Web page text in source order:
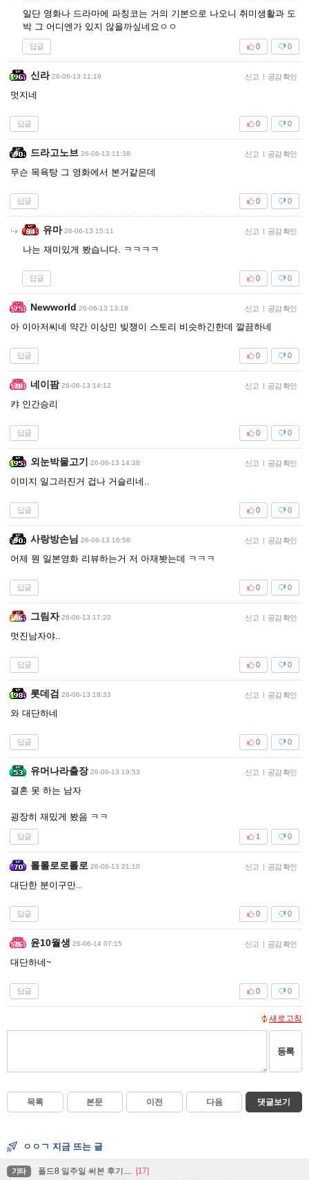
일단 영화나 드라마에 파칭코는 거의 기본으로 나오니 취미생활과 도
박 그 어디엔가 있지 않을까싶네요ㅇㅇ
답글 0
0
신라 26-06-13 11:19 신고 | 공감 확인
멋지네
답글 0
0
드라고노브 26-06-13 11:38 신고 | 공감 확인
무슨 목욕탕 그 영화에서 본거같은데
답글 0
0
유마 26-06-13 15:11 신고 | 공감 확인
나는 재미있게 봤습니다. ㅋㅋㅋㅋ
답글 0
0
Newworld 26-06-13 13:18 신고 | 공감 확인
아 이아저씨네 약간 이상민 빚쟁이 스토리 비슷하긴한데 깔끔하네
답글 0
0
네이팜 26-06-13 14:12 신고 | 공감 확인
캬 인간승리
답글 0
0
외눈박물고기 26-06-13 14:38 신고 | 공감 확인
이미지 일그러진거 겁나 거슬리네..
답글 0
0
사랑방손님 26-06-13 16:58 신고 | 공감 확인
어제 뭔 일본영화 리뷰하는거 저 아재봣는데 ㅋㅋㅋ
답글 0
0
그림자 26-06-13 17:20 신고 | 공감 확인
멋진남자야..
답글 0
0
롯데검 26-06-13 18:33 신고 | 공감 확인
와 대단하네
답글 0
0
유머나라출장 26-06-13 19:53 신고 | 공감 확인
결혼 못 하는 남자
굉장히 재밌게 봤음 ㅋㅋ
답글 0
1
롤롤로로롤로 26-06-13 21:10 신고 | 공감 확인
대단한 분이구만..
답글 0
0
윤10월생 26-06-14 07:15 신고 | 공감 확인
대단하네~
답글 0
0
새로고침
등록
목록 본문 이전 다음 댓글보기
ㅇㅇㄱ 지금 뜨는 글
기타 폴드8 일주일 써본 후기.... [17]